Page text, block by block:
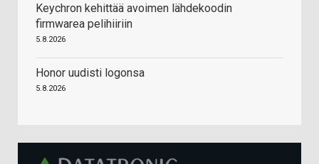
Keychron kehittää avoimen lähdekoodin
firmwarea pelihiiriin
5.8.2026
Honor uudisti logonsa
5.8.2026